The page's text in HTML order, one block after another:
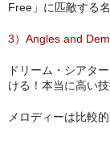
Free」に匹敵する
3）Angles and
ドリーム・シアタ
ける！本当に高い
メロディーは比較